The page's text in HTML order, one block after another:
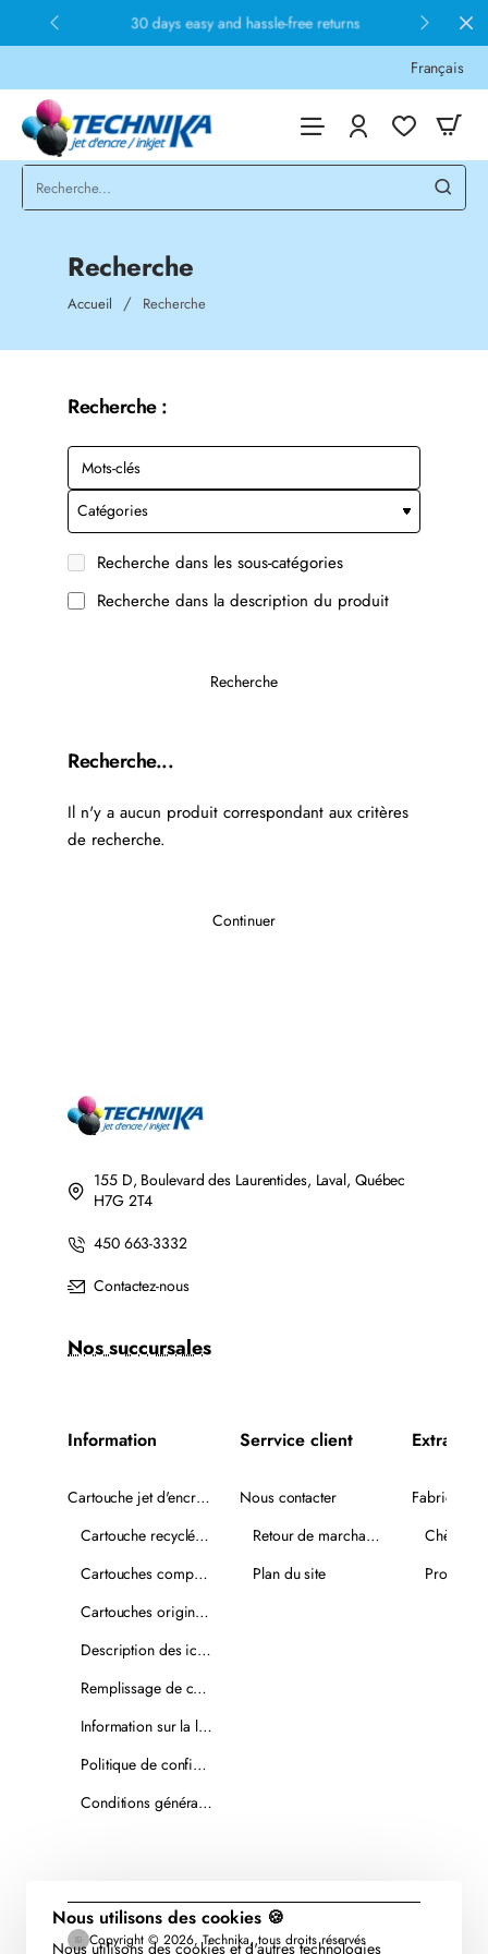
Nous utilisons des cookies 🍪
Nous utilisons des cookies et d'autres technologies
30 days easy and hassle-free returns
Français
Recherche
Accueil homeRecherche
Recherche :
Recherche dans les sous-catégories
Recherche dans la description du produit
Recherche
Recherche...
Il n'y a aucun produit correspondant aux critères
de recherche.
Continuer
155 D, Boulevard des Laurentides, Laval, Québec
H7G 2T4
450 663-3332
Contactez-nous
Nos succursales
Information
Cartouche jet d'encre recyclée
Cartouche recyclée PLUS
Cartouches compatibles
Cartouches originales
Description des icônes
Remplissage de cartouches
Information sur la livraison
Politique de confidentialité
Conditions générales de vente
Serrvice client
Nous contacter
Retour de marchandise
Plan du site
Extra
Fabricants
Copyright © 2026, Technika, tous droits réservés